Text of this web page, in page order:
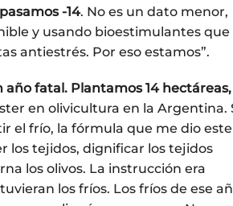
-14. No es un dato menor,
y usando bioestimulantes que
antiestrés. Por eso estamos”.
fatal. Plantamos 14 hectáreas,
en olivicultura en la Argentina.
el frío, la fórmula que me dio este
los tejidos, dignificar los tejidos
los olivos. La instrucción era
los fríos. Los fríos de ese